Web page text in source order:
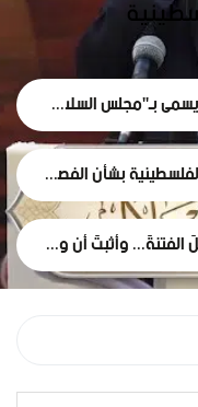
حركة الأحرار تُحذر: رؤية ما يسمى بـ"مجلس السلام" لغزة تهدف لتقويض الحقوق الوطنية الفلسطينية.
بيان صادر عن حركة الأحرار الفلسطينية بشأن الفصل التعسفي لموظفي وكالة الغوث، وإعلان التضامن مع اعتصامهم المشروع
*حركة الأحرار .. شعبُنا أفشلَ الفتنةَ... وأثبتَ أن وعيَه أقوى من مؤامرات الاحتلال*